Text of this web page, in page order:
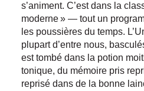
s’animent. C’est dans la
moderne » — tout un
les poussières du temps.
plupart d’entre nous,
est tombé dans la potion
tonique, du mémoire pris
reprisé dans de la bonne